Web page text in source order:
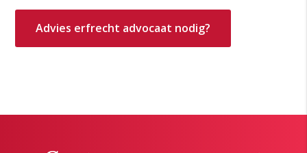
Advies erfrecht advocaat nodig?